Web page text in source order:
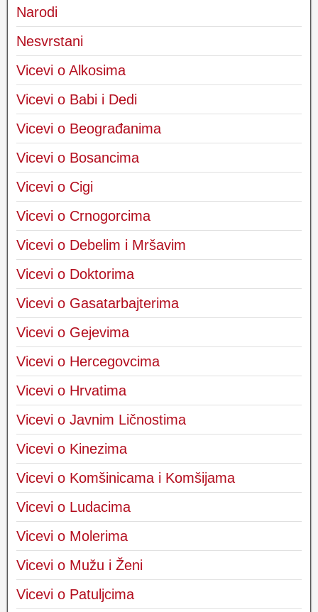
Narodi
Nesvrstani
Vicevi o Alkosima
Vicevi o Babi i Dedi
Vicevi o Beograđanima
Vicevi o Bosancima
Vicevi o Cigi
Vicevi o Crnogorcima
Vicevi o Debelim i Mršavim
Vicevi o Doktorima
Vicevi o Gasatarbajterima
Vicevi o Gejevima
Vicevi o Hercegovcima
Vicevi o Hrvatima
Vicevi o Javnim Ličnostima
Vicevi o Kinezima
Vicevi o Komšinicama i Komšijama
Vicevi o Ludacima
Vicevi o Molerima
Vicevi o Mužu i Ženi
Vicevi o Patuljcima